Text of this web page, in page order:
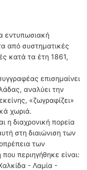
εντυπωσιακή
από συστηματικές
κατά τα έτη 1861,
επισημαίνει
αναλύει την
«ζωγραφίζει»
χωριά.
η διαχρονική πορεία
στη διαιώνιση των
των
περιηγήθηκε είναι:
- Λαμία -